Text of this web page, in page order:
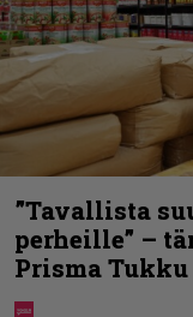
”Tavallista
perheille” –
Prisma Tukku